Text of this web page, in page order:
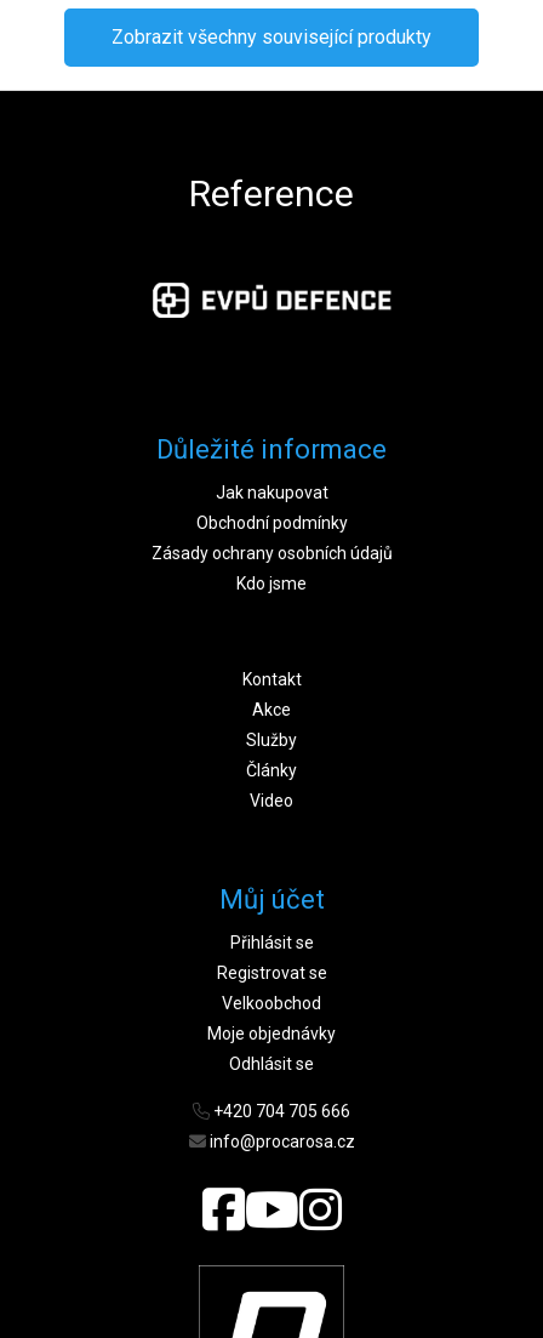
Zobrazit všechny související produkty
Reference
Důležité informace
Jak nakupovat
Obchodní podmínky
Zásady ochrany osobních údajů
Kdo jsme
Kontakt
Akce
Služby
Články
Video
Můj účet
Přihlásit se
Registrovat se
Velkoobchod
Moje objednávky
Odhlásit se
+420 704 705 666
info@procarosa.cz